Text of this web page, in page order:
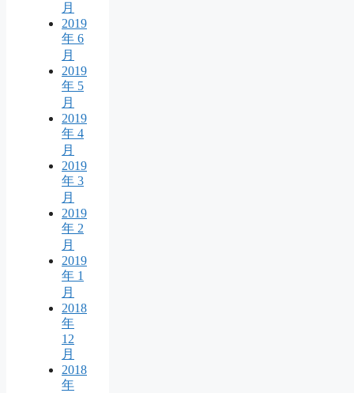
月
2019
年 6
月
2019
年 5
月
2019
年 4
月
2019
年 3
月
2019
年 2
月
2019
年 1
月
2018
年
12
月
2018
年